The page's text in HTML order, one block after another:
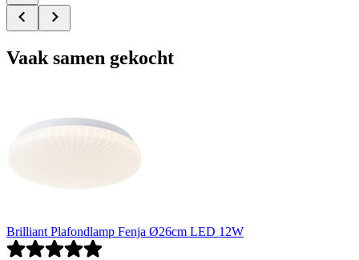
Vaak samen gekocht
Brilliant Plafondlamp Fenja Ø26cm LED 12W